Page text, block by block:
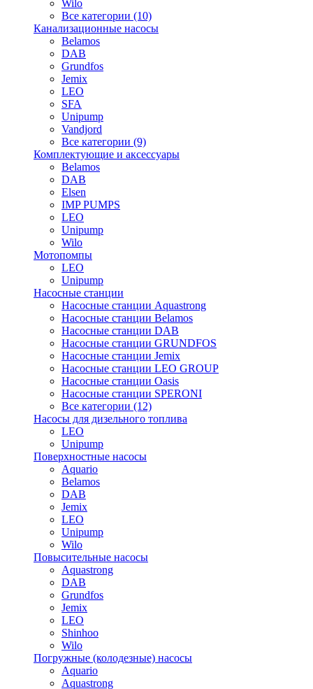
Wilo
Все категории (10)
Канализационные насосы
Belamos
DAB
Grundfos
Jemix
LEO
SFA
Unipump
Vandjord
Все категории (9)
Комплектующие и аксессуары
Belamos
DAB
Elsen
IMP PUMPS
LEO
Unipump
Wilo
Мотопомпы
LEO
Unipump
Насосные станции
Насосные станции Aquastrong
Насосные станции Belamos
Насосные станции DAB
Насосные станции GRUNDFOS
Насосные станции Jemix
Насосные станции LEO GROUP
Насосные станции Oasis
Насосные станции SPERONI
Все категории (12)
Насосы для дизельного топлива
LEO
Unipump
Поверхностные насосы
Aquario
Belamos
DAB
Jemix
LEO
Unipump
Wilo
Повысительные насосы
Aquastrong
DAB
Grundfos
Jemix
LEO
Shinhoo
Wilo
Погружные (колодезные) насосы
Aquario
Aquastrong